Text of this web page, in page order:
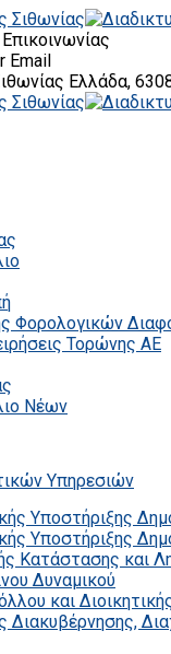
Email
Ελλάδα,
Φορολογικών
Τορώνης ΑΕ
Νέων
Υπηρεσιών
Υποστήριξης
Υποστήριξης
Κατάστασης και
Δυναμικού
και
Διακυβέρνησης,